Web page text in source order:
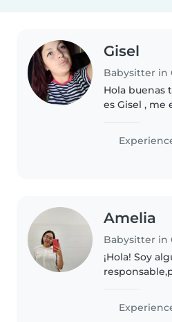
Gisel
Babysitter in
Hola buenas
es Gisel , me
empleadas
objetivo es
dar lo mejor
Amelia
Babysitter in
¡Hola! Soy
primer año